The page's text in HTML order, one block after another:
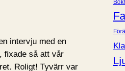
intervju med en
, fixade så att vår
Roligt! Tyvärr var
e
r